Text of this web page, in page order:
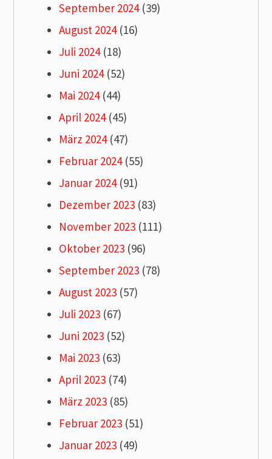
September 2024(39)
August 2024(16)
Juli 2024(18)
Juni 2024(52)
Mai 2024(44)
April 2024(45)
März 2024(47)
Februar 2024(55)
Januar 2024(91)
Dezember 2023 (83)
November 2023 (111)
Oktober 2023 (96)
September 2023 (78)
August 2023 (57)
Juli 2023 (67)
Juni 2023 (52)
Mai 2023 (63)
April 2023 (74)
März 2023 (85)
Februar 2023 (51)
Januar 2023 (49)